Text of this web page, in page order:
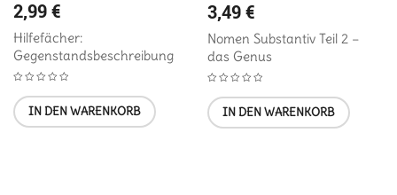
2,99€
Hilfefächer:
Gegenstandsbeschreibung
IN DEN WARENKORB
3,49€
Nomen Substantiv Teil 2 –
das Genus
IN DEN WARENKORB